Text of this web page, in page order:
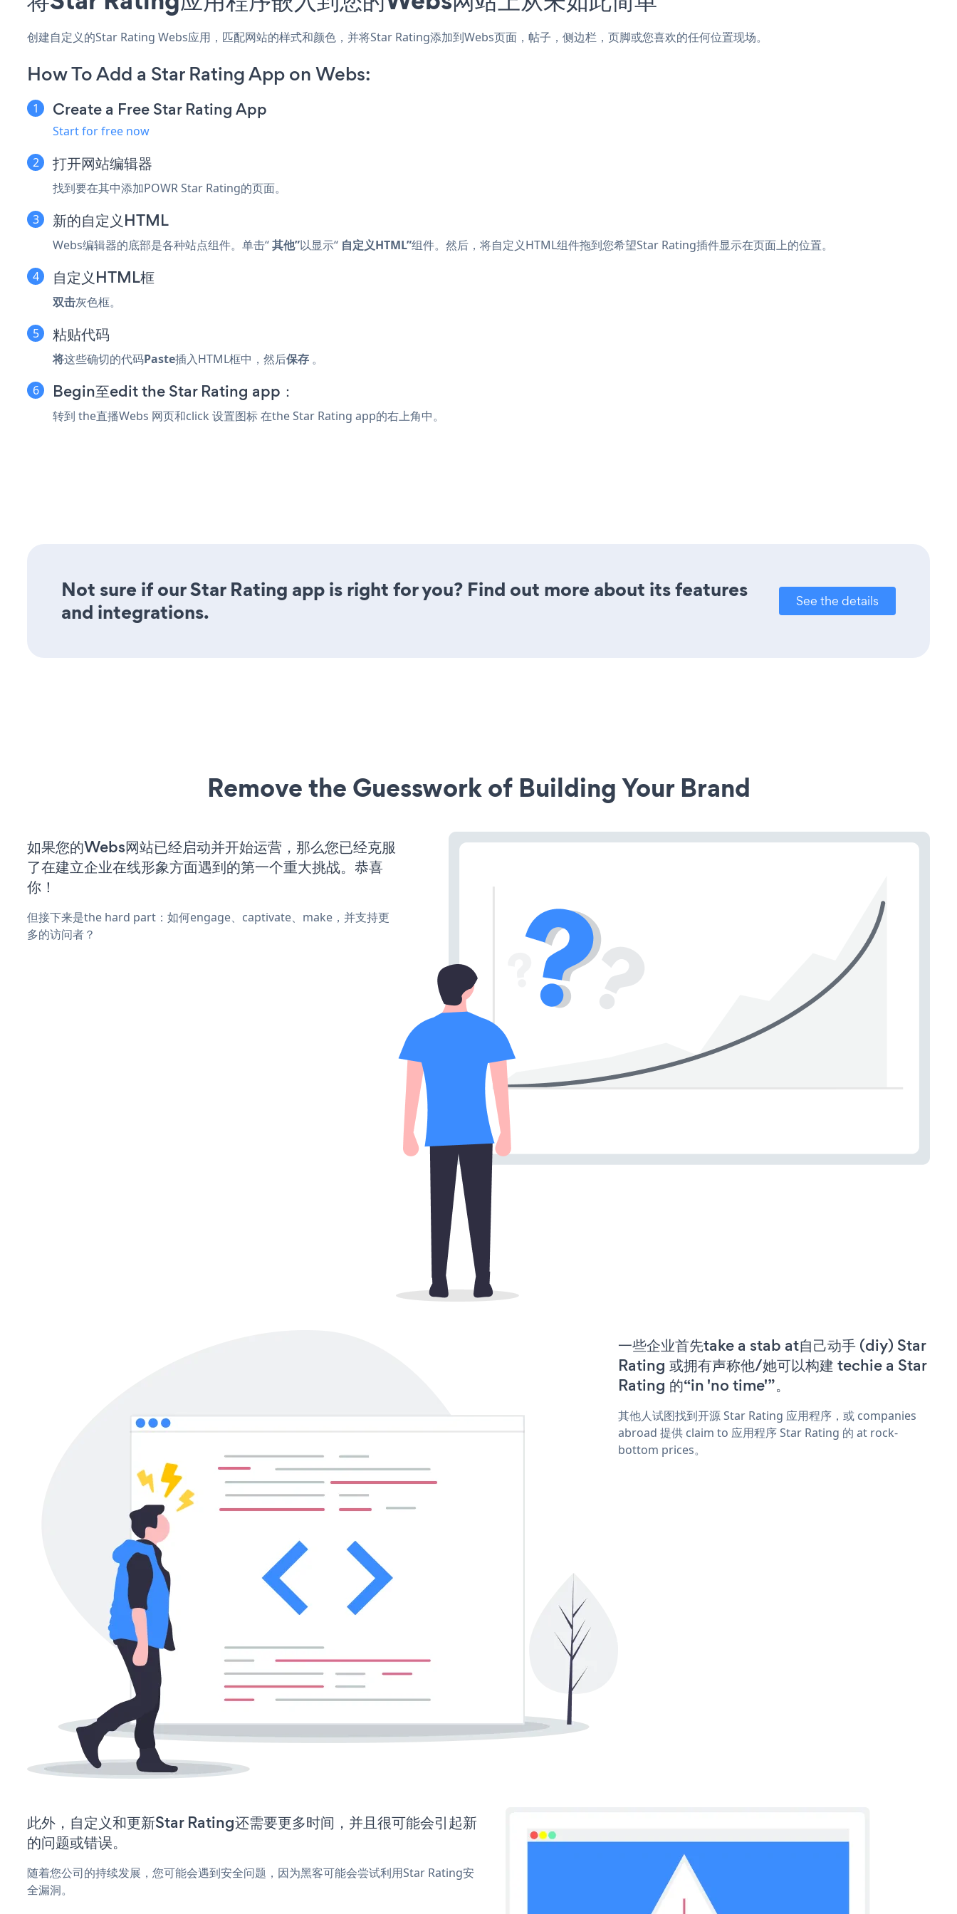
创建自定义的Star Rating Webs应用，匹配网站的样式和颜色，并将Star Rating添加到Webs页面，帖子，侧边栏，页脚或您喜欢的任何位置现场。
How To Add a Star Rating App on Webs:
Create a Free Star Rating App
Start for free now
打开网站编辑器
找到要在其中添加POWR Star Rating的页面。
新的自定义HTML
Webs编辑器的底部是各种站点组件。单击“其他”以显示“ 自定义HTML”组件。然后，将自定义HTML组件拖到您希望Star Rating插件显示在页面上的位置。
自定义HTML框
双击灰色框。
粘贴代码
将这些确切的代码Paste插入HTML框中，然后保存 。
Begin至edit the Star Rating app：
转到 the直播Webs 网页和click 设置图标在the Star Rating app的右上角中。
Not sure if our Star Rating app is right for you? Find out more about its features
and integrations.
See the details
Remove the Guesswork of Building Your Brand
如果您的Webs网站已经启动并开始运营，那么您已经克服
了在建立企业在线形象方面遇到的第一个重大挑战。恭喜
你！
但接下来是the hard part：如何engage、captivate、make，并支持更
多的访问者？
一些企业首先take a stab at自己动手 (diy) Star
Rating 或拥有声称他/她可以构建 techie a Star
Rating 的“in 'no time'”。
其他人试图找到开源 Star Rating 应用程序，或 companies
abroad 提供 claim to 应用程序 Star Rating 的 at rock-
bottom prices。
此外，自定义和更新Star Rating还需要更多时间，并且很可能会引起新
的问题或错误。
随着您公司的持续发展，您可能会遇到安全问题，因为黑客可能会尝试利用Star Rating安
全漏洞。